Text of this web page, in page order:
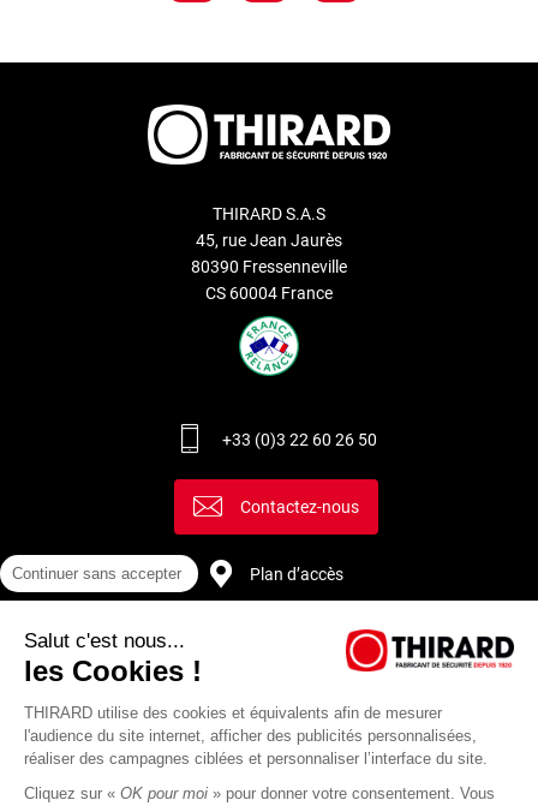
THIRARD S.A.S
45, rue Jean Jaurès
80390 Fressenneville
CS 60004 France
+33 (0)3 22 60 26 50
Contactez-nous
Plan d’accès
Continuer sans accepter
Salut c'est nous...
les Cookies !
THIRARD utilise des cookies et équivalents afin de mesurer
l'audience du site internet, afficher des publicités personnalisées,
réaliser des campagnes ciblées et personnaliser l’interface du site.
Cliquez sur « OK pour moi » pour donner votre consentement. Vous